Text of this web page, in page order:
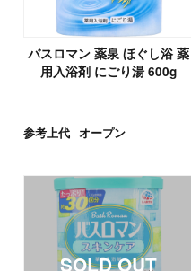
バスロマン 薬泉 ほぐし浴 薬
用入浴剤 にごり湯 600g
参考上代 オープン